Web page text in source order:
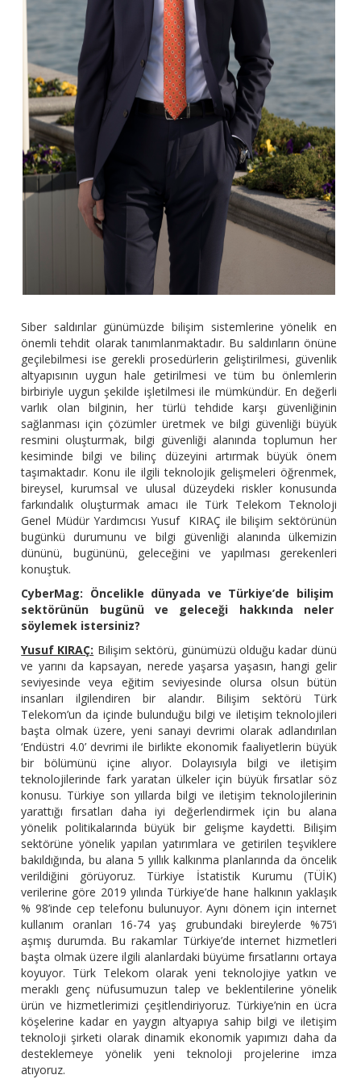
Siber saldırılar günümüzde bilişim sistemlerine yönelik en
önemli tehdit olarak tanımlanmaktadır. Bu saldırıların önüne
geçilebilmesi ise gerekli prosedürlerin geliştirilmesi, güvenlik
altyapısının uygun hale getirilmesi ve tüm bu önlemlerin
birbiriyle uygun şekilde işletilmesi ile mümkündür. En değerli
varlık olan bilginin, her türlü tehdide karşı güvenliğinin
sağlanması için çözümler üretmek ve bilgi güvenliği büyük
resmini oluşturmak, bilgi güvenliği alanında toplumun her
kesiminde bilgi ve bilinç düzeyini artırmak büyük önem
taşımaktadır. Konu ile ilgili teknolojik gelişmeleri öğrenmek,
bireysel, kurumsal ve ulusal düzeydeki riskler konusunda
farkındalık oluşturmak amacı ile Türk Telekom Teknoloji
Genel Müdür Yardımcısı Yusuf KIRAÇ ile bilişim sektörünün
bugünkü durumunu ve bilgi güvenliği alanında ülkemizin
dününü, bugününü, geleceğini ve yapılması gerekenleri
konuştuk.
CyberMag: Öncelikle dünyada ve Türkiye’de bilişim
sektörünün bugünü ve geleceği hakkında neler
söylemek istersiniz?
Yusuf KIRAÇ: Bilişim sektörü, günümüzü olduğu kadar dünü
ve yarını da kapsayan, nerede yaşarsa yaşasın, hangi gelir
seviyesinde veya eğitim seviyesinde olursa olsun bütün
insanları ilgilendiren bir alandır. Bilişim sektörü Türk
Telekom’un da içinde bulunduğu bilgi ve iletişim teknolojileri
başta olmak üzere, yeni sanayi devrimi olarak adlandırılan
‘Endüstri 4.0’ devrimi ile birlikte ekonomik faaliyetlerin büyük
bir bölümünü içine alıyor. Dolayısıyla bilgi ve iletişim
teknolojilerinde fark yaratan ülkeler için büyük fırsatlar söz
konusu. Türkiye son yıllarda bilgi ve iletişim teknolojilerinin
yarattığı fırsatları daha iyi değerlendirmek için bu alana
yönelik politikalarında büyük bir gelişme kaydetti. Bilişim
sektörüne yönelik yapılan yatırımlara ve getirilen teşviklere
bakıldığında, bu alana 5 yıllık kalkınma planlarında da öncelik
verildiğini görüyoruz. Türkiye İstatistik Kurumu (TÜİK)
verilerine göre 2019 yılında Türkiye’de hane halkının yaklaşık
% 98’inde cep telefonu bulunuyor. Aynı dönem için internet
kullanım oranları 16-74 yaş grubundaki bireylerde %75’i
aşmış durumda. Bu rakamlar Türkiye’de internet hizmetleri
başta olmak üzere ilgili alanlardaki büyüme fırsatlarını ortaya
koyuyor. Türk Telekom olarak yeni teknolojiye yatkın ve
meraklı genç nüfusumuzun talep ve beklentilerine yönelik
ürün ve hizmetlerimizi çeşitlendiriyoruz. Türkiye’nin en ücra
köşelerine kadar en yaygın altyapıya sahip bilgi ve iletişim
teknoloji şirketi olarak dinamik ekonomik yapımızı daha da
desteklemeye yönelik yeni teknoloji projelerine imza
atıyoruz.